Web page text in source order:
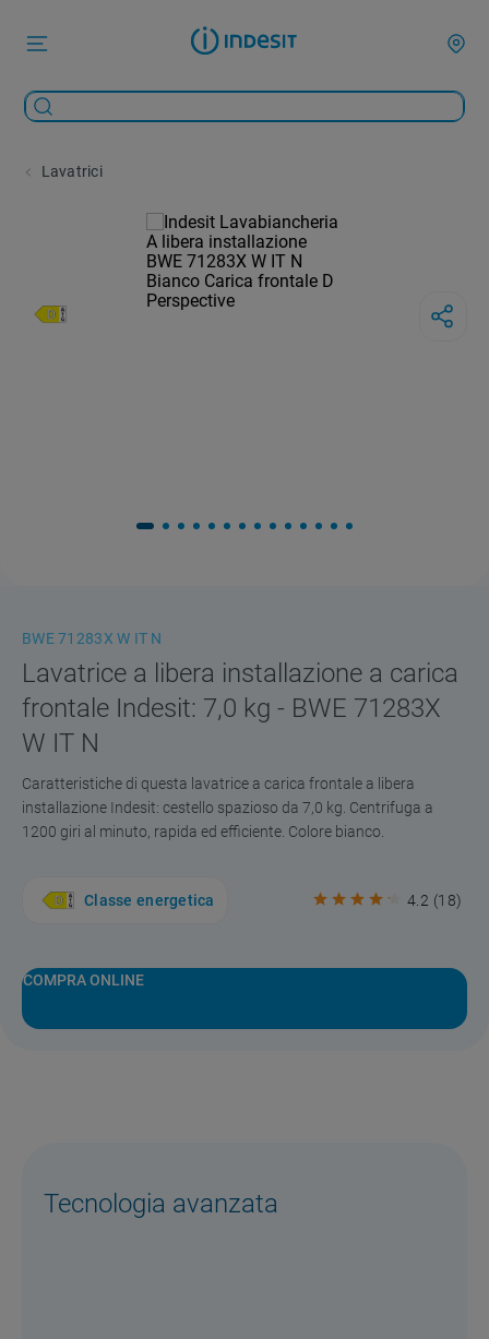
Lavatrici
BWE 71283X W IT N
Lavatrice a libera installazione a carica
frontale Indesit: 7,0 kg - BWE 71283X
W IT N
Caratteristiche di questa lavatrice a carica frontale a libera
installazione Indesit: cestello spazioso da 7,0 kg. Centrifuga a
1200 giri al minuto, rapida ed efficiente. Colore bianco.
Classe energetica 4.2 (18)
COMPRA ONLINE
Tecnologia avanzata